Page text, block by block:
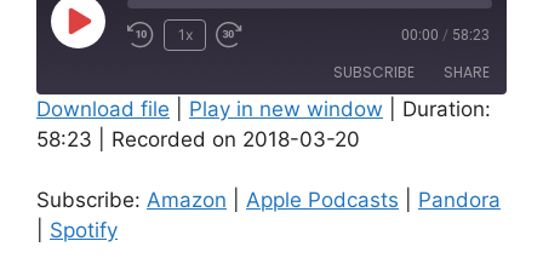
Play
1x 00:00 / 58:23
SUBSCRIBE SHARE
Amazon Apple Podcasts
RSS FEED
SHARE
LINK
EMBED
Download file Play in new window
Duration:
58:23
Recorded on 2018-03-20
Subscribe: Amazon Apple Podcasts
Pandora
Spotify